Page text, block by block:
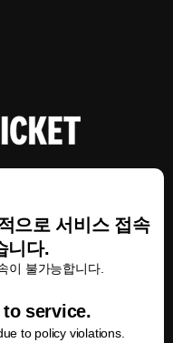
으로 서비스 접속
니다.
이 불가능합니다.
service.
to policy violations.